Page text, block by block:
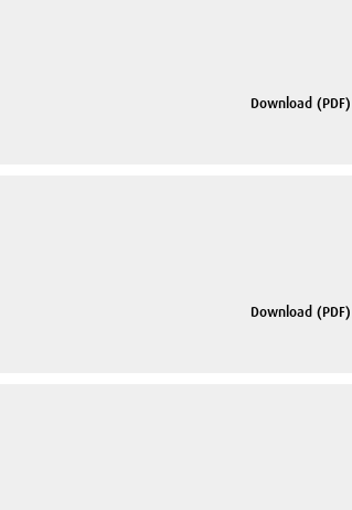
Download (PDF)
Download (PDF)